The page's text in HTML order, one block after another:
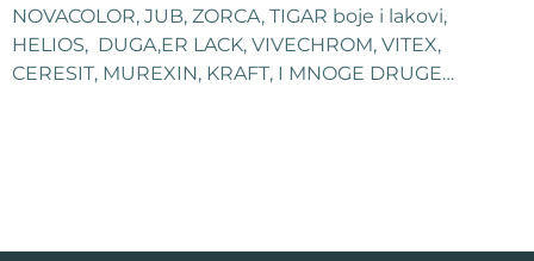
NOVACOLOR, JUB, ZORCA, TIGAR boje i lakovi,
HELIOS, DUGA,ER LACK, VIVECHROM, VITEX,
CERESIT, MUREXIN, KRAFT, I MNOGE DRUGE…